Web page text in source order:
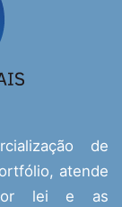
de
atende
lei e as